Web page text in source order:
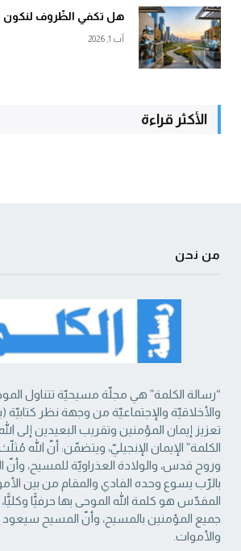
هل تكفي الظّروف لنكون
آب 1, 2026
الأكثر قراءة
من نحن
“رسالة الكلمة” هي مجلّة مسيحيّة تتناول
والأخلاقيّة والإجتماعيّة من ‏وجهة نظر كتابيّة
تعزيز إيمان المؤمنين وتقريب البعيدين إلى
‏الكلمة” الإيمان الإنجيليّ، ويتضمّن: أنّ الله
وروح قدس، والولادة العذراويّة ‏للمسيح، وأنّ
بالرّب يسوع وحده الفادي والمقام من بين
‏المقدّس هو كلمة الله الموحى بها حرفيًّا
جميع المؤمنين بالمسيح، وأنّ المسيح ‏سيعود
والأموات. ‏